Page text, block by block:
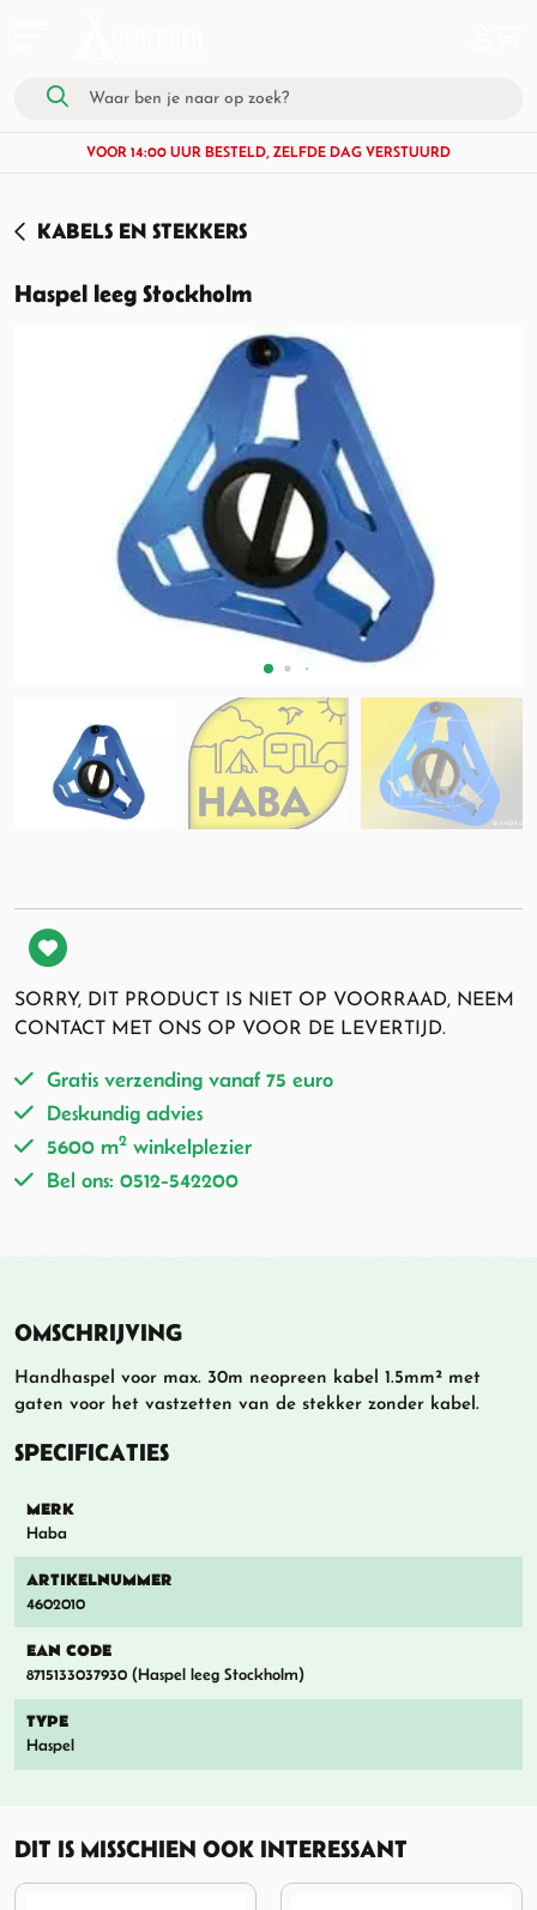
VOOR 14:00 UUR BESTELD, ZELFDE DAG VERSTUURD
KABELS EN STEKKERS
Haspel leeg Stockholm
SORRY, DIT PRODUCT IS NIET OP VOORRAAD, NEEM
CONTACT MET ONS OP VOOR DE LEVERTIJD.
Gratis verzending vanaf 75 euro
Deskundig advies
5600 m2 winkelplezier
Bel ons: 0512-542200
OMSCHRIJVING
Handhaspel voor max. 30m neopreen kabel 1.5mm² met
gaten voor het vastzetten van de stekker zonder kabel.
SPECIFICATIES
MERK
Haba
ARTIKELNUMMER
4602010
EAN CODE
8715133037930 (Haspel leeg Stockholm)
TYPE
Haspel
DIT IS MISSCHIEN OOK INTERESSANT